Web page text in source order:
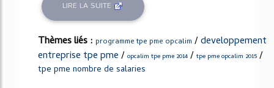
LIRE LA SUITE
Thèmes liés : programme tpe pme opcalim /developpement
entreprise tpe pme/ opcalim tpe pme 2014 / tpe pme opcalim 2015 /
tpe pme nombre de salaries